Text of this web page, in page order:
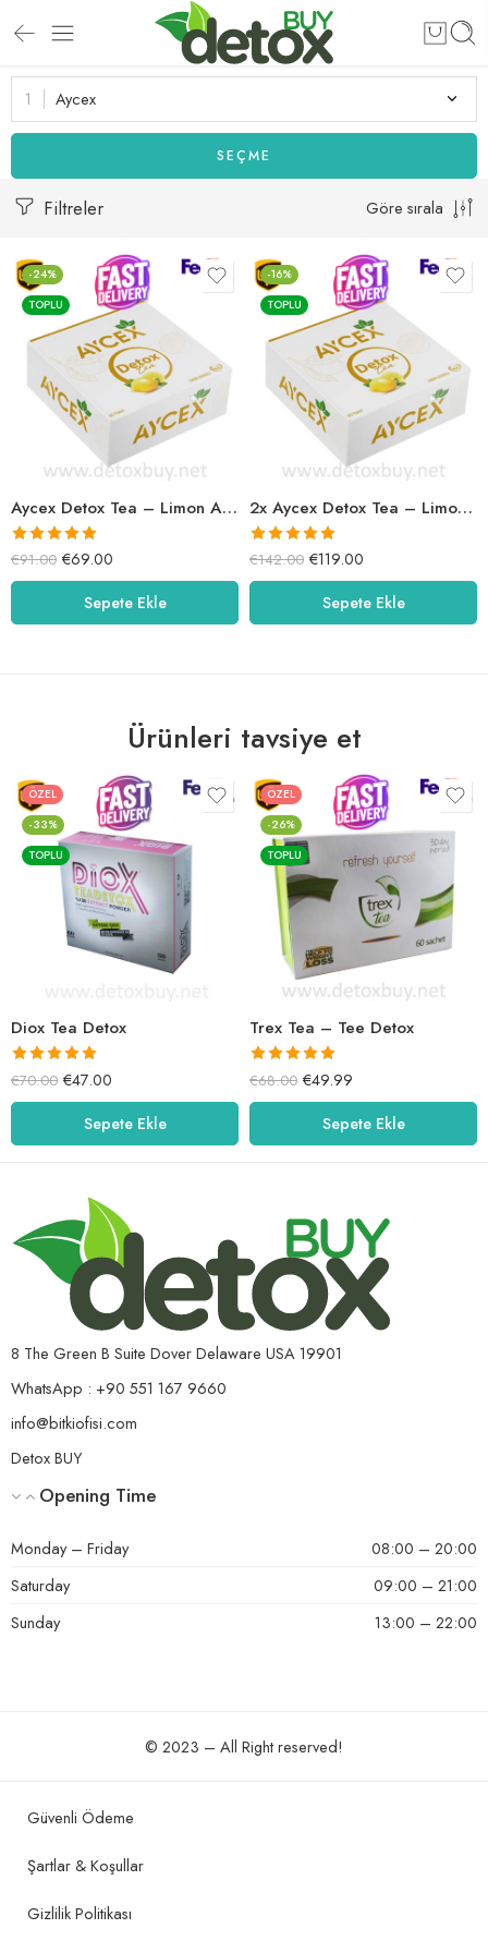
Aycex
SEÇME
Filtreler Göre sırala
-24%
TOPLU
Aycex Detox Tea – Limon Aromalı
5 üzerinden
5.00oy aldı
€91.00 €69.00
Sepete Ekle
-16%
TOPLU
2x Aycex Detox Tea – Limon Aromalı
5 üzerinden
5.00oy aldı
€142.00 €119.00
Sepete Ekle
Ürünleri tavsiye et
ÖZEL
-33%
TOPLU
Diox Tea Detox
5 üzerinden
5.00oy aldı
€70.00 €47.00
Sepete Ekle
ÖZEL
-26%
TOPLU
Trex Tea – Tee Detox
5 üzerinden
5.00oy aldı
€68.00 €49.99
Sepete Ekle
8 The Green B Suite Dover Delaware USA 19901
WhatsApp : +90 551 167 9660
info@bitkiofisi.com
Detox BUY
Opening Time
Monday – Friday
08:00 – 20:00
Saturday
09:00 – 21:00
Sunday
13:00 – 22:00
© 2023 – All Right reserved!
Güvenli Ödeme
Şartlar & Koşullar
Gizlilik Politikası